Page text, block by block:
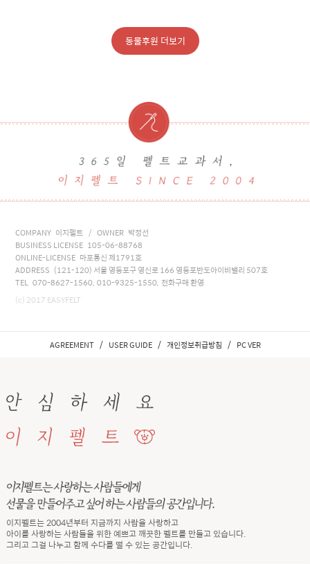
동물후원 더보기
COMPANY 이지펠트 / OWNER 박정선
BUSINESS LICENSE 105-06-88768
ONLINE-LICENSE 마포통신 제1791호
ADDRESS (121-120) 서울 영등포구 영신로 166 영등포반도아이비밸리 507호
TEL 070-8627-1560, 010-9325-1550, 전화구매 환영
(c) 2017 EASYFELT
AGREEMENT / USER GUIDE / 개인정보취급방침 / PC VER
이지펠트는 2004년부터 지금까지 사람을 사랑하고
아이를 사랑하는 사람들을 위한 예쁘고 깨끗한 펠트를 만들고 있습니다.
그리고 그걸 나누고 함께 수다를 떨 수 있는 공간입니다.